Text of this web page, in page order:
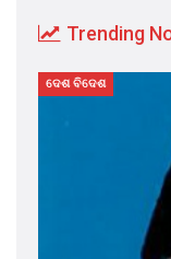
Trending
ଦେଶ ବିଦେଶ